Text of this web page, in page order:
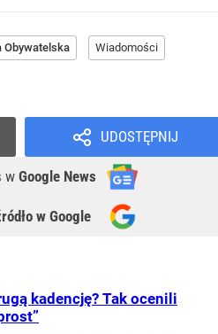
Obywatelska Wiadomości
UDOSTĘPNIJ
w Google News
w Google
kadencję? Tak ocenili